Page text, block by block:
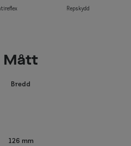
Repskydd
Mått
Bredd
126 mm